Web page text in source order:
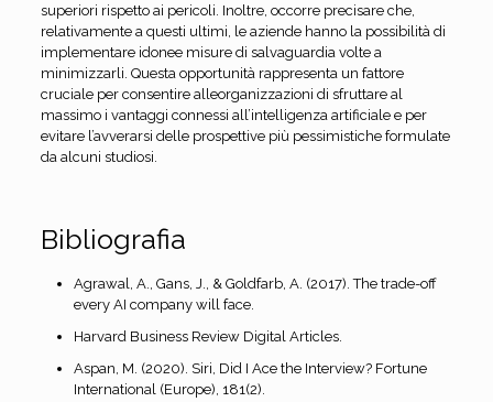
superiori rispetto ai pericoli. Inoltre, occorre precisare che,
relativamente a questi ultimi, le aziende hanno la possibilità di
implementare idonee misure di salvaguardia volte a
minimizzarli. Questa opportunità rappresenta un fattore
cruciale per consentire alleorganizzazioni di sfruttare al
massimo i vantaggi connessi all’intelligenza artificiale e per
evitare l’avverarsi delle prospettive più pessimistiche formulate
da alcuni studiosi.
Bibliografia
Agrawal, A., Gans, J., & Goldfarb, A. (2017). The trade-off
every AI company will face.
Harvard Business Review Digital Articles.
Aspan, M. (2020). Siri, Did I Ace the Interview? Fortune
International (Europe), 181(2).